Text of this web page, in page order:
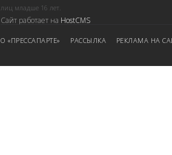
лиц младше 16 лет.
Сайт работает на HostCMS
О «ПРЕССАПАРТЕ» РАССЫЛКА РЕКЛАМА НА